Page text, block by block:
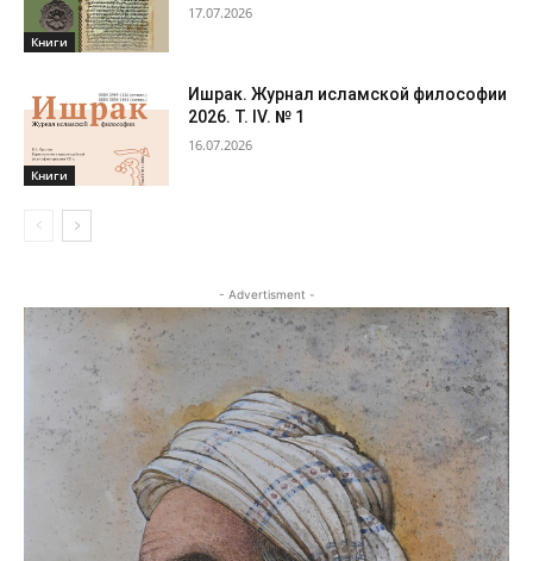
Книги
17.07.2026
Книги
Ишрак. Журнал исламской философии
2026. Т. IV. № 1
16.07.2026
- Advertisment -